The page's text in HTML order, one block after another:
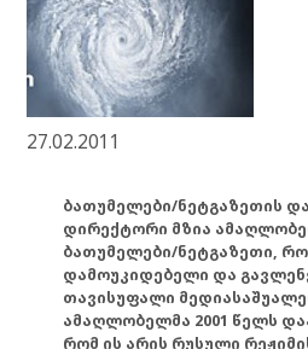
27.02.2011
ბათუმელები/ნეტგაზეთის
დირექტორი მზია
ბათუმელები/ნეტგაზეთი,
დამოუკიდებელი და
თავისუფალი
ამაღლობელმა 2001 წელს
რომ ის არის რუსული